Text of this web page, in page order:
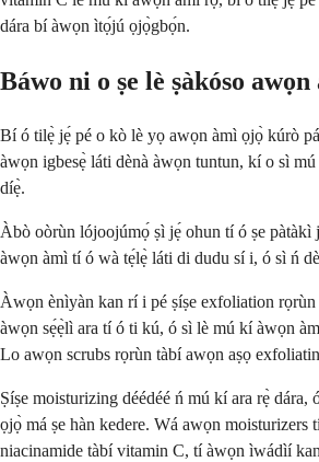
dára bí àwọn ìtọ́jú ọjọ̀gbọ́n.
Báwo ni o ṣe lè ṣàkóso
Bí ó tilẹ̀ jẹ́ pé o kò lè yọ awọn àmì ọjọ̀ kúrò
àwọn igbesẹ̀ láti dènà àwọn tuntun, kí o sì
díẹ̀.
Àbò oòrùn lójoojúmọ́ ṣì jẹ́ ohun tí ó ṣe pàtàkì
àwọn àmì tí ó wà tẹ́lẹ̀ láti di dudu sí i, ó sì ń
Àwọn ènìyàn kan rí i pé ṣíṣe exfoliation rọrùn
àwọn sẹ́ẹ̀lì ara tí ó ti kú, ó sì lè mú kí àwọn
Lo awọn scrubs rọrùn tàbí awọn aṣọ
Ṣíṣe moisturizing déédéé ń mú kí ara rẹ̀ dára,
ọjọ̀ má ṣe hàn kedere. Wá awọn moisturizers
niacinamide tàbí vitamin C, tí àwọn ìwádìí